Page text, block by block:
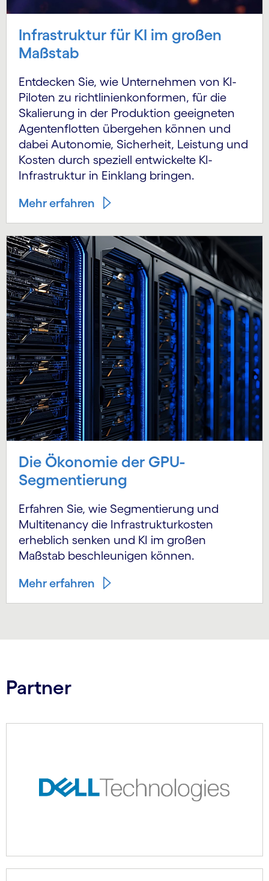
Infrastruktur für KI im großen
Maßstab
Entdecken Sie, wie Unternehmen von KI-
Piloten zu richtlinienkonformen, für die
Skalierung in der Produktion geeigneten
Agentenflotten übergehen können und
dabei Autonomie, Sicherheit, Leistung und
Kosten durch speziell entwickelte KI-
Infrastruktur in Einklang bringen.
Mehr erfahren
Die Ökonomie der GPU-
Segmentierung
Erfahren Sie, wie Segmentierung und
Multitenancy die Infrastrukturkosten
erheblich senken und KI im großen
Maßstab beschleunigen können.
Mehr erfahren
Partner